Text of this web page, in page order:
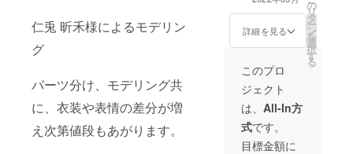
仁兎 昕禾様によるモデリン
グ
パーツ分け、モデリング共
に、衣装や表情の差分が増
え次第値段もあがります。
画として、やっ
てほしいネタな
どをリクエスト
できます【例:筋
トレしてほし
い！台詞を言っ
てほしい！大食
いチャレンジし
てほしい！な
ど】） ご希望、
discord通話の予
定の調整などの
勢、効能は確約
するものではご
ざいませんが、
♡） 一万円札を
モチーフにした
キラキラのプラ
スチックのカー
ドです！ 諭吉の
ポジションには
アンちゃん
詳細を見る
の
リ
タ
ー
ン
を
選
択
す
る
このプロ
ジェクト
は、 All-In方
式です。
目標金額に